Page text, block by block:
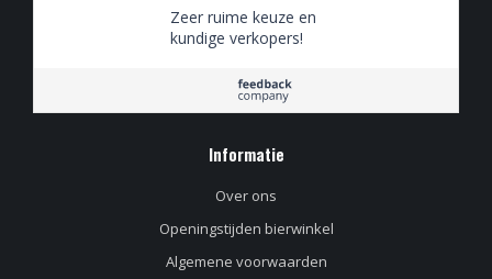
Zeer ruime keuze en
kundige verkopers!
Informatie
Over ons
Openingstijden bierwinkel
Algemene voorwaarden